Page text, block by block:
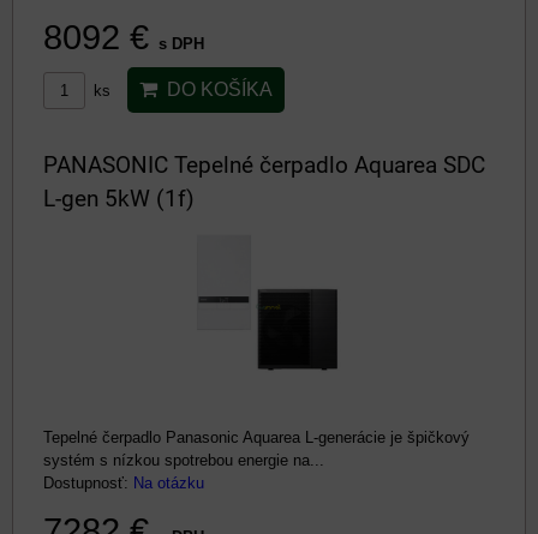
8092 € s DPH
ks DO KOŠÍKA
PANASONIC Tepelné čerpadlo Aquarea SDC
L-gen 5kW (1f)
Tepelné čerpadlo Panasonic Aquarea L-generácie je špičkový
systém s nízkou spotrebou energie na...
Dostupnosť: Na otázku